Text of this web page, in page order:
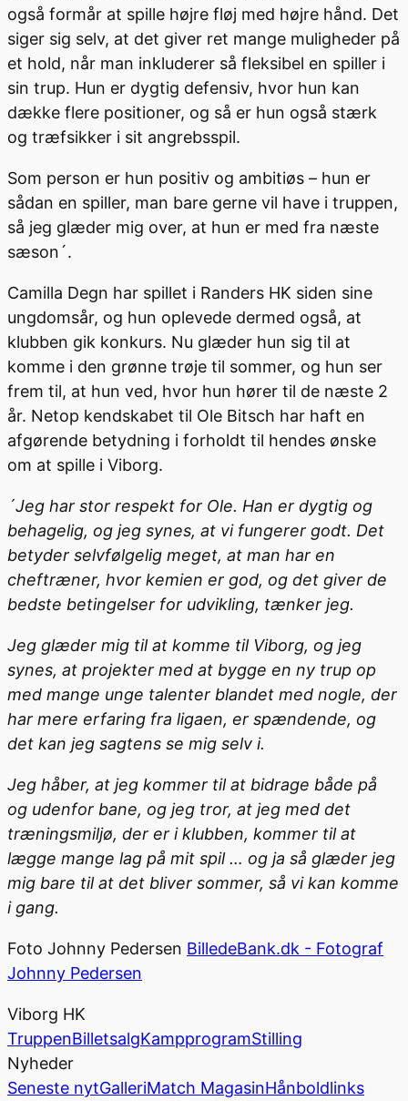
også formår at spille højre fløj med højre hånd. Det
siger sig selv, at det giver ret mange muligheder på
et hold, når man inkluderer så fleksibel en spiller i
sin trup. Hun er dygtig defensiv, hvor hun kan
dække flere positioner, og så er hun også stærk
og træfsikker i sit angrebsspil.
Som person er hun positiv og ambitiøs – hun er
sådan en spiller, man bare gerne vil have i truppen,
så jeg glæder mig over, at hun er med fra næste
sæson´.
Camilla Degn har spillet i Randers HK siden sine
ungdomsår, og hun oplevede dermed også, at
klubben gik konkurs. Nu glæder hun sig til at
komme i den grønne trøje til sommer, og hun ser
frem til, at hun ved, hvor hun hører til de næste 2
år. Netop kendskabet til Ole Bitsch har haft en
afgørende betydning i forholdt til hendes ønske
om at spille i Viborg.
´Jeg har stor respekt for Ole. Han er dygtig og
behagelig, og jeg synes, at vi fungerer godt. Det
betyder selvfølgelig meget, at man har en
cheftræner, hvor kemien er god, og det giver de
bedste betingelser for udvikling, tænker jeg.
Jeg glæder mig til at komme til Viborg, og jeg
synes, at projekter med at bygge en ny trup op
med mange unge talenter blandet med nogle, der
har mere erfaring fra ligaen, er spændende, og
det kan jeg sagtens se mig selv i.
Jeg håber, at jeg kommer til at bidrage både på
og udenfor bane, og jeg tror, at jeg med det
træningsmiljø, der er i klubben, kommer til at
lægge mange lag på mit spil … og ja så glæder jeg
mig bare til at det bliver sommer, så vi kan komme
i gang.
Foto Johnny Pedersen BilledeBank.dk - Fotograf
Johnny Pedersen
Viborg HK
TruppenBilletsalgKampprogramStilling
Nyheder
Seneste nytGalleriMatch MagasinHånboldlinks